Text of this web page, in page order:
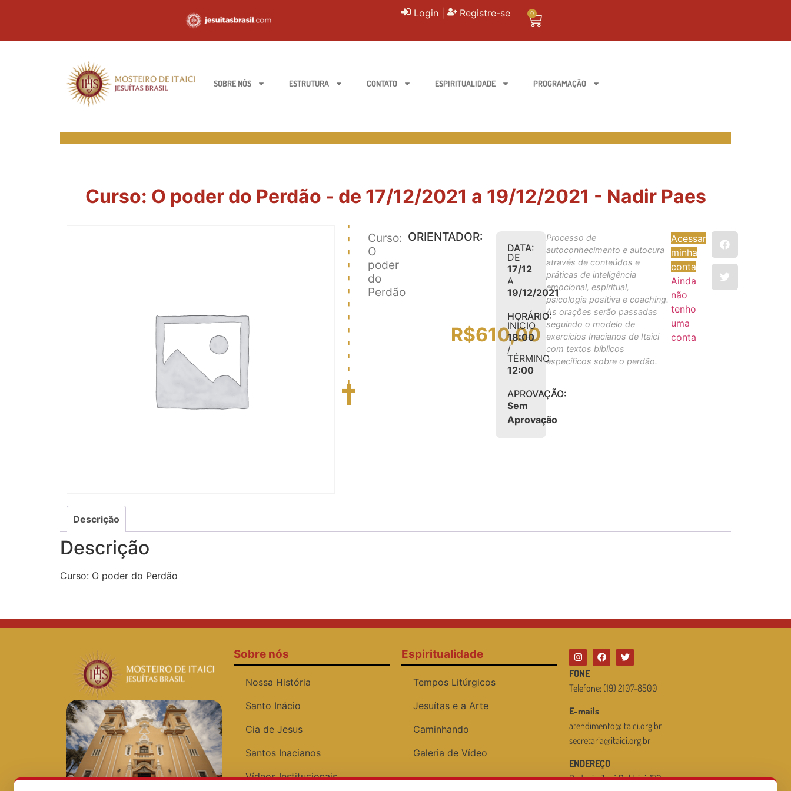
Login Registre-se 0
SOBRE NÓS ESTRUTURA CONTATO ESPIRITUALIDADE PROGRAMAÇÃO
Curso: O poder do Perdão - de 17/12/2021 a 19/12/2021 - Nadir Paes
Curso:
O
poder
do
Perdão
ORIENTADOR:
R$610,00
DATA:
DE
17/12
A
19/12/2021
HORÁRIO:
INÍCIO
18:00
/
TÉRMINO
12:00
APROVAÇÃO:
Sem
Aprovação
Processo de
autoconhecimento e autocura
através de conteúdos e
práticas de inteligência
emocional, espiritual,
psicologia positiva e coaching.
As orações serão passadas
seguindo o modelo de
exercícios Inacianos de Itaici
com textos bíblicos
específicos sobre o perdão.
Acessar
minha
conta
Ainda
não
tenho
uma
conta
Descrição
Descrição
Curso: O poder do Perdão
Sobre nós
Nossa História
Santo Inácio
Cia de Jesus
Santos Inacianos
Vídeos Institucionais
Espiritualidade
Tempos Litúrgicos
Jesuítas e a Arte
Caminhando
Galeria de Vídeo
FONE
Telefone: (19) 2107-8500
E-mails
atendimento@itaici.org.br
secretaria@itaici.org.br
ENDEREÇO
Rodovia José Boldrini, 170